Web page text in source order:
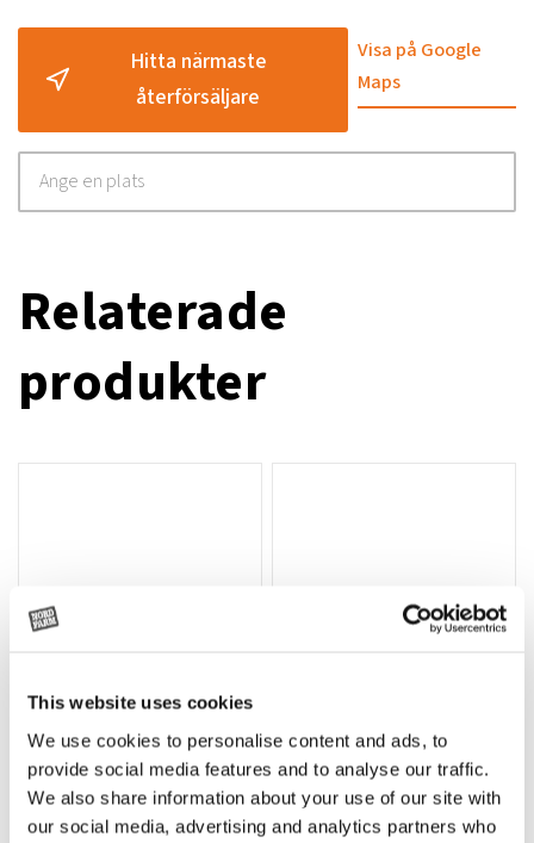
This website uses cookies
We use cookies to personalise content and ads, to
provide social media features and to analyse our traffic.
We also share information about your use of our site with
our social media, advertising and analytics partners who
Hitta närmaste
återförsäljare
Visa på Google
Maps
Relaterade
produkter
Lägg till i varukorg
T-shirt Avant barn grön 92 cm
G0007
T-shirt Avant barn grön 104-110
cm